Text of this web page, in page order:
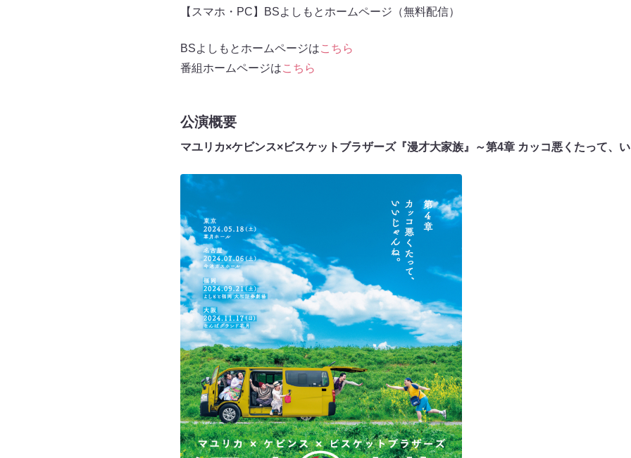
【スマホ・PC】BSよしもとホームページ（無料配信）
BSよしもとホームページはこちら
番組ホームページはこちら
公演概要
マユリカ×ケビンス×ビスケットブラザーズ『漫才大家族』～第4章 カッコ悪くたって、